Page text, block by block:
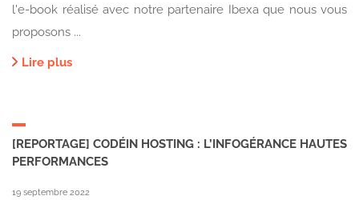
l'e-book réalisé avec notre partenaire Ibexa que nous vous
proposons ...
Lire plus
[REPORTAGE] CODÉIN HOSTING : L’INFOGÉRANCE HAUTES
PERFORMANCES
19 septembre 2022